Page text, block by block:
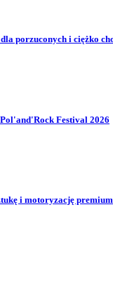
porzuconych i ciężko
Festival 2026
i motoryzację premium